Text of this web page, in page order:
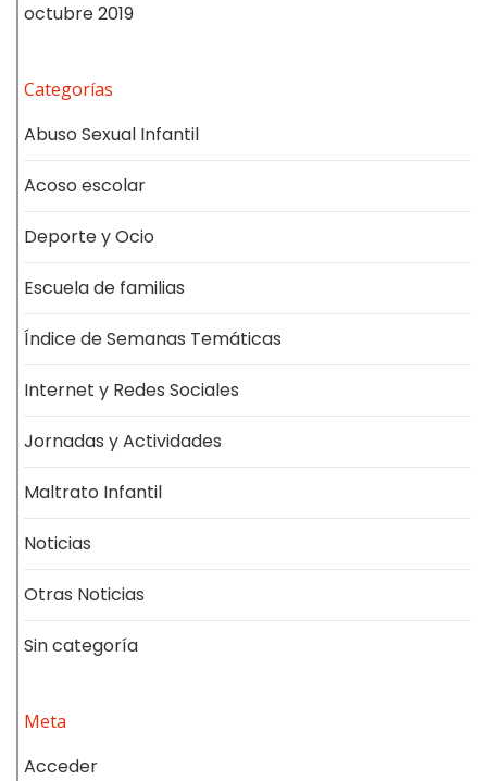
octubre 2019
Categorías
Abuso Sexual Infantil
Acoso escolar
Deporte y Ocio
Escuela de familias
Índice de Semanas Temáticas
Internet y Redes Sociales
Jornadas y Actividades
Maltrato Infantil
Noticias
Otras Noticias
Sin categoría
Meta
Acceder